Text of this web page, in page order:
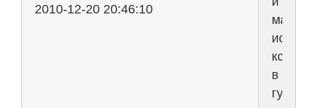
2010-12-20 20:46:10
искать.
кстати
в
гугле